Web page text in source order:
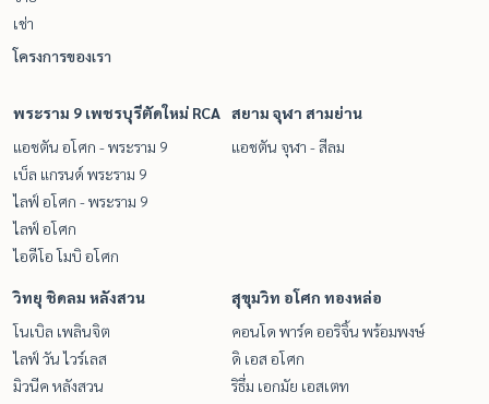
เช่า
โครงการของเรา
พระราม 9 เพชรบุรีตัดใหม่ RCA
แอชตัน อโศก - พระราม 9
เบ็ล แกรนด์ พระราม 9
ไลฟ์ อโศก - พระราม 9
ไลฟ์ อโศก
ไอดีโอ โมบิ อโศก
สยาม จุฬา สามย่าน
แอชตัน จุฬา - สีลม
วิทยุ ชิดลม หลังสวน
โนเบิล เพลินจิต
ไลฟ์ วัน ไวร์เลส
มิวนีค หลังสวน
สุขุมวิท อโศก ทองหล่อ
คอนโด พาร์ค ออริจิ้น พร้อมพงษ์
ดิ เอส อโศก
ริธึ่ม เอกมัย เอสเตท